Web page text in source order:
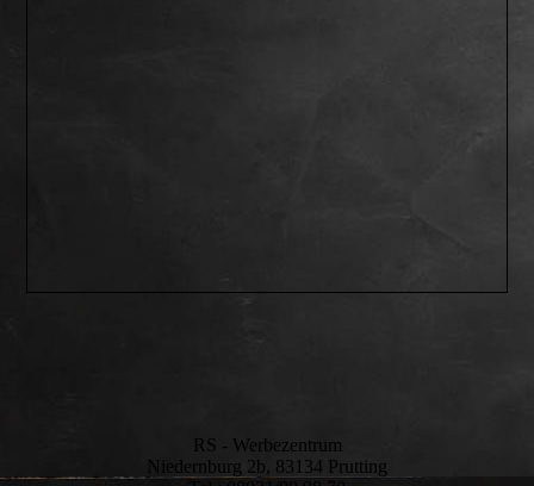
RS - Werbezentrum
Niedernburg 2b, 83134 Prutting